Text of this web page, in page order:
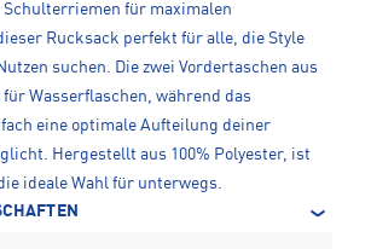
für maximalen
Rucksack perfekt für alle, die Style
suchen. Die zwei Vordertaschen aus
für Wasserflaschen, während das
eine optimale Aufteilung deiner
Hergestellt aus 100% Polyester, ist
ideale Wahl für unterwegs.